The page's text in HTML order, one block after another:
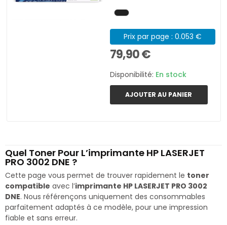
Prix par page : 0.053 €
79,90 €
Disponibilité: En stock
AJOUTER AU PANIER
Quel Toner Pour L’imprimante HP LASERJET
PRO 3002 DNE ?
Cette page vous permet de trouver rapidement le toner
compatible avec l’imprimante HP LASERJET PRO 3002
DNE. Nous référençons uniquement des consommables
parfaitement adaptés à ce modèle, pour une impression
fiable et sans erreur.